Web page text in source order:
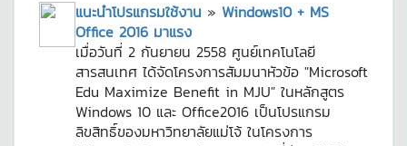
แนะนำโปรแกรมใช้งาน » Windows10 + MS
Office 2016 มาแรง
เมื่อวันที่ 2 กันยายน 2558 ศูนย์เทคโนโลยี
สารสนเทศ ได้จัดโครงการสัมมนาหัวข้อ "Microsoft
Edu Maximize Benefit in MJU" ในหลักสูตร
Windows 10 และ Office2016 เป็นโปรแกรม
ลิขสิทธิ์ของมหาวิทยาลัยแม่โจ้ ในโครงการ